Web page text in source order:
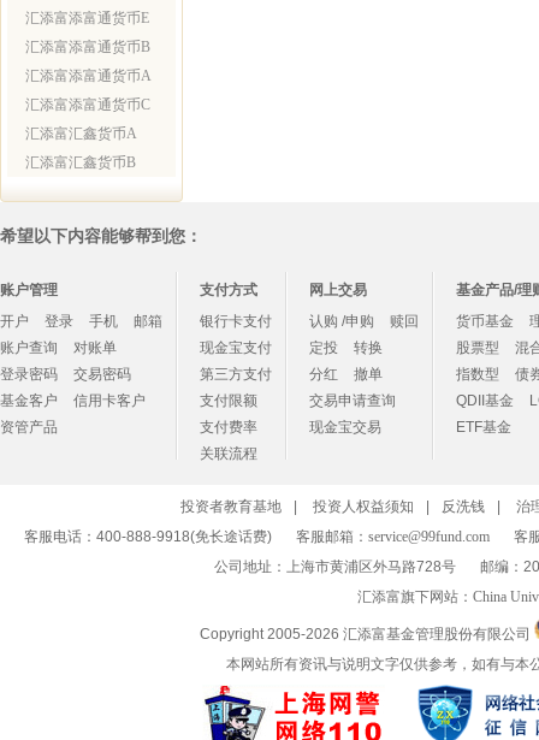
汇添富添富通货币E
汇添富添富通货币B
汇添富添富通货币A
汇添富添富通货币C
汇添富汇鑫货币A
汇添富汇鑫货币B
希望以下内容能够帮到您：
账户管理
开户
登录 手机
邮箱
账户查询
对账单
登录密码
交易密码
基金客户
信用卡客户
资管产品
支付方式
银行卡支付
现金宝支付
第三方支付
支付限额
支付费率
关联流程
网上交易
认购 /申购
赎回
定投
转换
分红
撤单
交易申请查询
现金宝交易
基金产品/理
货币基金
股票型
混
指数型
债
QDII基金
ETF基金
投资者教育基地 投资人权益须知 反洗钱
治
客服电话：400-888-9918(免长途话费)
客服邮箱： service@99fund.com
客
公司地址：上海市黄浦区外马路728号
邮编：
汇添富旗下网站： China
Copyright 2005-2026 汇添富基金管理股份有限公司
本网站所有资讯与说明文字仅供参考，如有与本